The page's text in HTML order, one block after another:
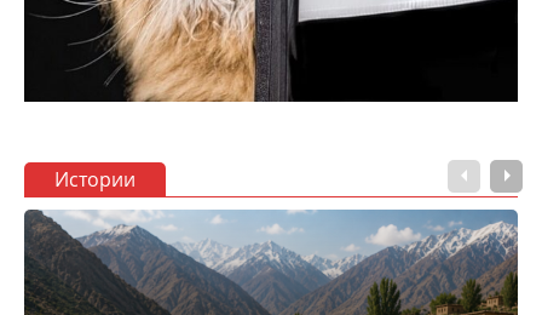
Истории